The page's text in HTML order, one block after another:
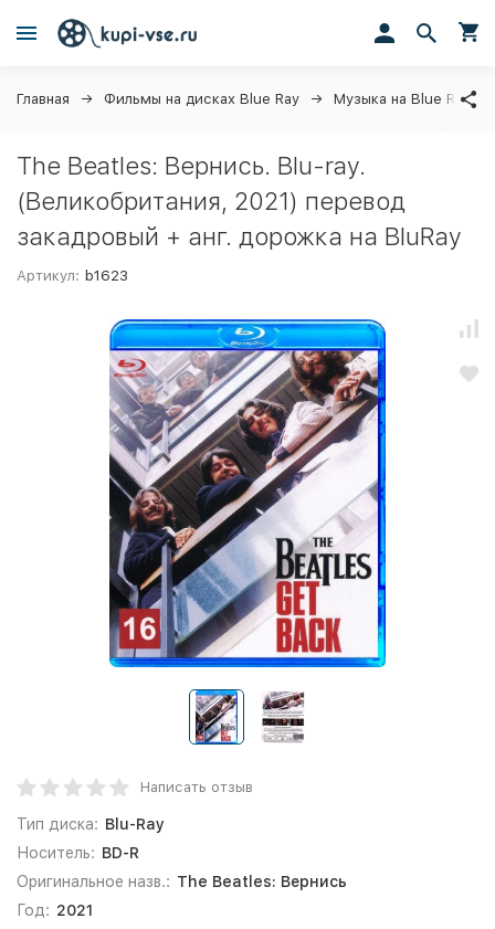
Главная Фильмы на дисках Blue Ray Музыка на Blue Ray
The Beatles: Вернись. Blu-ray.
(Великобритания, 2021) перевод
закадровый + анг. дорожка на BluRay
Артикул: b1623
Написать отзыв
Тип диска: Blu-Ray
Носитель: BD-R
Оригинальное назв.: The Beatles: Вернись
Год: 2021